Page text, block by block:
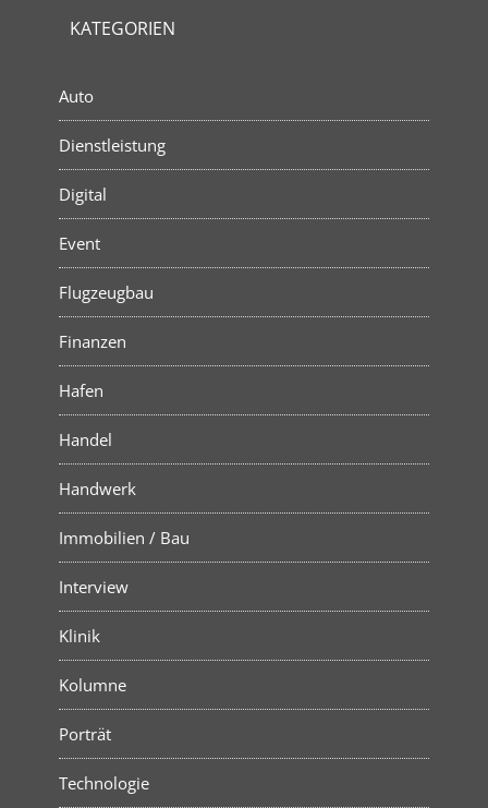
KATEGORIEN
Auto
Dienstleistung
Digital
Event
Flugzeugbau
Finanzen
Hafen
Handel
Handwerk
Immobilien / Bau
Interview
Klinik
Kolumne
Porträt
Technologie